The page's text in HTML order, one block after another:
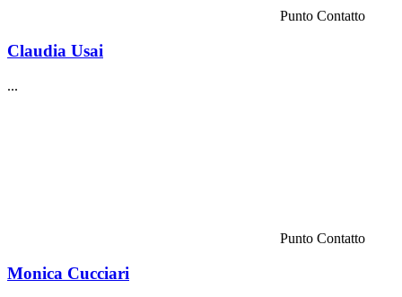
Punto Contatto
Claudia Usai
...
Punto Contatto
Monica Cucciari